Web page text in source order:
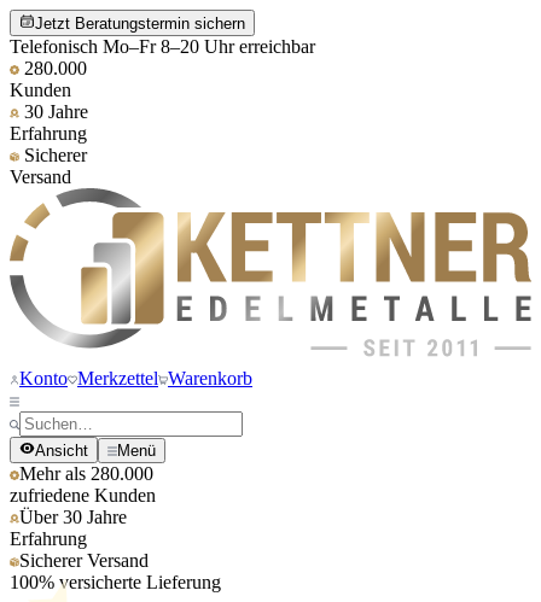
Jetzt Beratungstermin sichern
Telefonisch Mo–Fr 8–20 Uhr erreichbar
280.000
Kunden
30 Jahre
Erfahrung
Sicherer
Versand
Konto Merkzettel Warenkorb
Ansicht Menü
Mehr als 280.000
zufriedene Kunden
Über 30 Jahre
Erfahrung
Sicherer Versand
100% versicherte Lieferung